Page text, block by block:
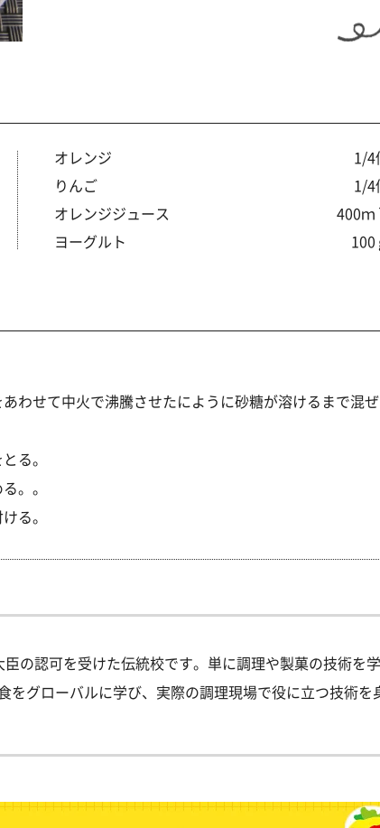
オレンジ
1/4
りんご
1/4
オレンジジュース
400ｍ
ヨーグルト
100
わせて中火で沸騰させたにように砂糖が溶けるまで混ぜ
る。
。。
る。
の認可を受けた伝統校です。単に調理や製菓の技術を
をグローバルに学び、実際の調理現場で役に立つ技術を